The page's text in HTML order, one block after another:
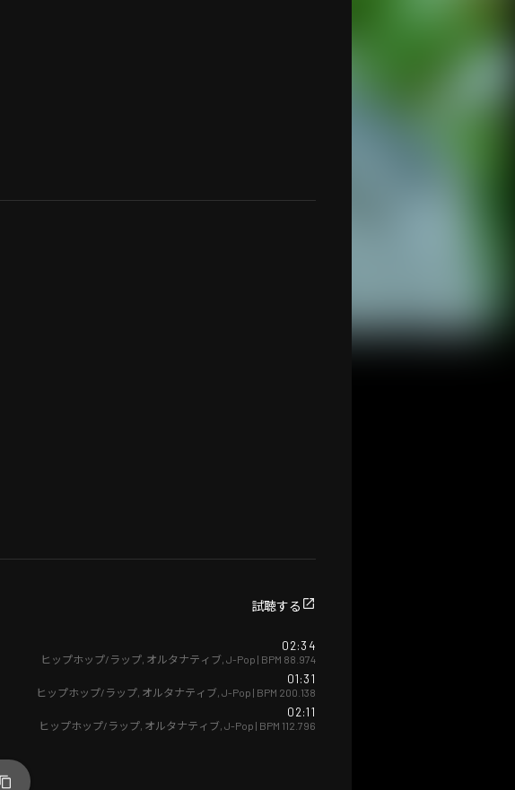
試聴する
02:34
ヒップホップ/ラップ オルタナティブ J-Pop | BPM 88.974
01:31
ヒップホップ/ラップ オルタナティブ J-Pop | BPM 200.138
02:11
ヒップホップ/ラップ オルタナティブ J-Pop | BPM 112.796